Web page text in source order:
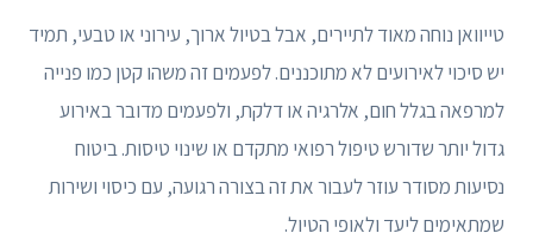
טייוואן נוחה מאוד לתיירים, אבל בטיול ארוך, עירוני או טבעי, תמיד
יש סיכוי לאירועים לא מתוכננים. לפעמים זה משהו קטן כמו פנייה
למרפאה בגלל חום, אלרגיה או דלקת, ולפעמים מדובר באירוע
גדול יותר שדורש טיפול רפואי מתקדם או שינוי טיסות. ביטוח
נסיעות מסודר עוזר לעבור את זה בצורה רגועה, עם כיסוי ושירות
שמתאימים ליעד ולאופי הטיול.